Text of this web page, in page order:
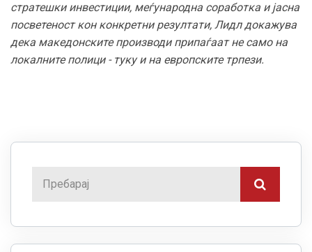
стратешки инвестиции, меѓународна соработка и јасна
посветеност кон конкретни резултати, Лидл докажува
дека македонските производи припаѓаат не само на
локалните полици - туку и на европските трпези.